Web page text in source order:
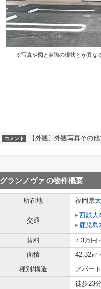
※写真や図と実際の現状とが異な
コメント 【外観】外観写真その他
グランノヴァ の物件概要
所在地 福岡県
交通
西鉄大
鹿児島
賃料 7.3万円
面積
42.32㎡
種別/構造
アパー
徒歩23